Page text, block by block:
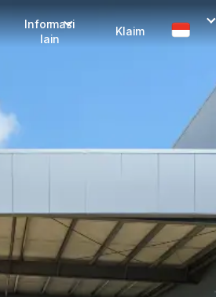
Informasi
lain
FAQ
Klaim